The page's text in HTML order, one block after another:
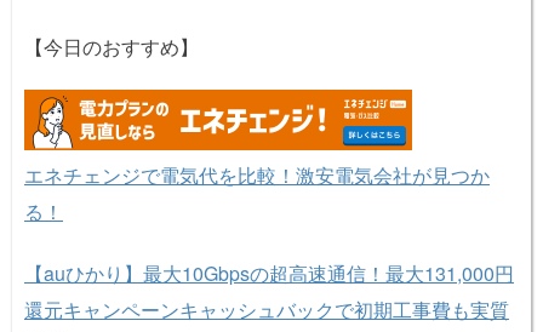
【今日のおすすめ】
エネチェンジで電気代を比較！激安電気会社が見つか
る！
【auひかり】最大10Gbpsの超高速通信！最大131,000円
還元キャンペーンキャッシュバックで初期工事費も実質